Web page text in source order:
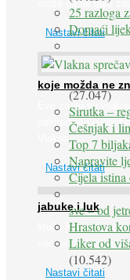
može ga se lako
Nastavi čitati
koje možda ne
Evo zašto su
pakiranjima u
Vlakna ...
Nastavi čitati
jabuke i luk
Muče li vas
većina
Nastavi čitati
25 razloga
Domaći
(27.047)
Sirutka –
Češnjak i
Top 7
Napravite
Cijela istina
sve – od
Hrastova
Liker od
(10.542)